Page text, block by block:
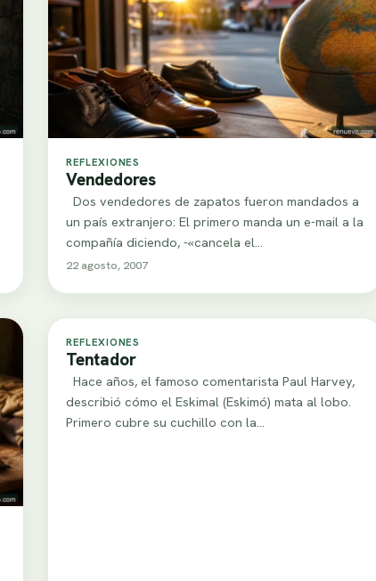
REFLEXIONES
Vendedores
Dos vendedores de zapatos fueron mandados a
un país extranjero: El primero manda un e-mail a la
compañía diciendo, -«cancela el…
22 agosto, 2007
REFLEXIONES
Tentador
Hace años, el famoso comentarista Paul Harvey,
describió cómo el Eskimal (Eskimó) mata al lobo.
Primero cubre su cuchillo con la…